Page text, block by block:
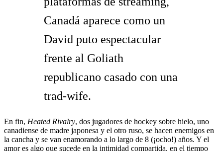
Canadá aparece como un
David puto espectacular
frente al Goliath
republicano casado con una
trad-wife.
En fin, Heated Rivalry, dos jugadores de hockey sobre hielo, uno
canadiense de madre japonesa y el otro ruso, se hacen enemigos en
la cancha y se van enamorando a lo largo de 8 (¡ocho!) años. Y el
amor es algo que sucede en la intimidad compartida, en el tiempo